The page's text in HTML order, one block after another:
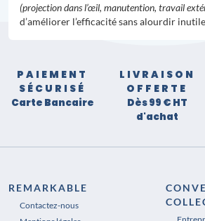
(projection dans l’œil, manutention, travail
d’améliorer l’efficacité sans alourdir
PAIEMENT
SÉCURISÉ
Carte Bancaire
LIVRAISON
OFFERTE
Dès 99 € HT
d'achat
REMARKABLE
Contactez-nous